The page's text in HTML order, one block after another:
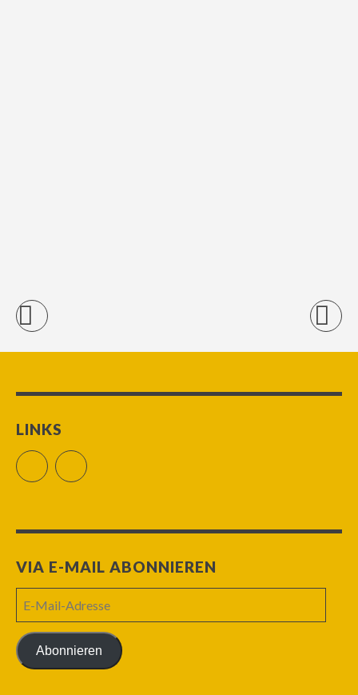
LINKS
FacebookRSS Feed
VIA E-MAIL ABONNIEREN
Mail-
Adresse
Abonnieren